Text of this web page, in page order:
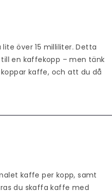
över 15 milliliter. Detta
en kaffekopp – men tänk
kaffe, och att du då
kaffe per kopp, samt
du skaffa kaffe med